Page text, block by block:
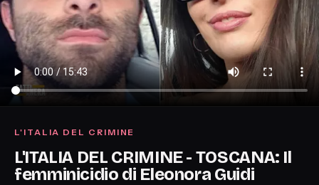
L'ITALIA DEL CRIMINE
L'ITALIA DEL CRIMINE - TOSCANA: Il
femminicidio di Eleonora Guidi